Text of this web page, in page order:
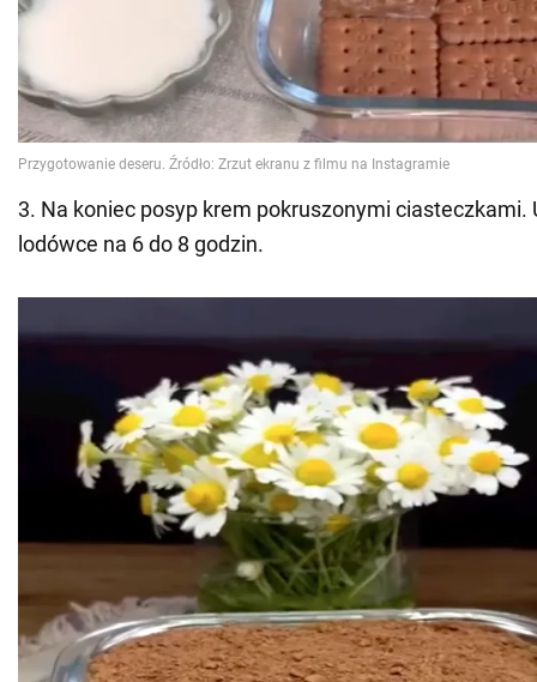
3. Na koniec posyp krem pokruszonymi ciasteczkami.
lodówce na 6 do 8 godzin.